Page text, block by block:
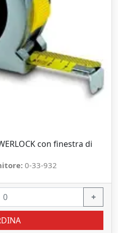
con finestra di
0-33-932
+